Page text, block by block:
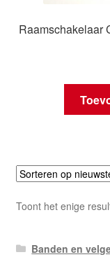
Raamschakelaar
Toont het enige
Banden en